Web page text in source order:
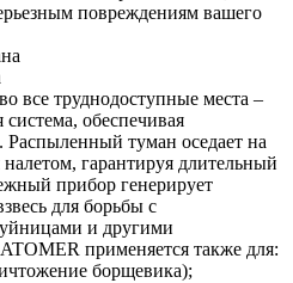
повреждениям вашего
все труднодоступные места –
обеспечивая
туман оседает на
гарантируя длительный
прибор генерирует
для борьбы с
и другими
применяется также для:
борщевика);